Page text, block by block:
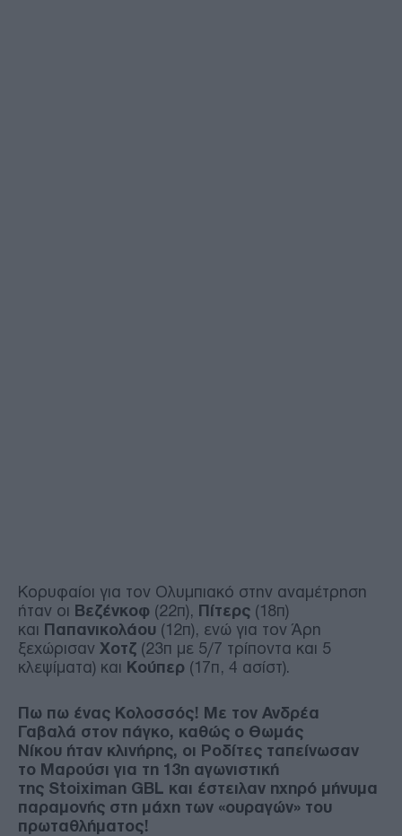
Κορυφαίοι για τον Ολυμπιακό στην αναμέτρηση
ήταν οι Βεζένκοφ (22π), Πίτερς (18π)
και Παπανικολάου (12π), ενώ για τον Άρη
ξεχώρισαν Χοτζ (23π με 5/7 τρίποντα και 5
κλεψίματα) και Κούπερ (17π, 4 ασίστ).
Πω πω ένας Κολοσσός! Με τον Ανδρέα
Γαβαλά στον πάγκο, καθώς ο Θωμάς
Νίκου ήταν κλινήρης, οι Ροδίτες ταπείνωσαν
το Μαρούσι για τη 13η αγωνιστική
της Stoiximan GBL και έστειλαν ηχηρό μήνυμα
παραμονής στη μάχη των «ουραγών» του
πρωταθλήματος!